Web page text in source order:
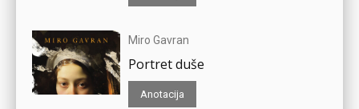
Miro Gavran
Portret duše
Anotacija